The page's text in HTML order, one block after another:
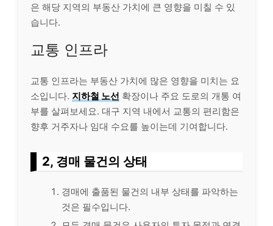
은 해당 지역의 부동산 가치에 큰 영향을 미칠 수 있
습니다.
교통 인프라
교통 인프라는 부동산 가치에 많은 영향을 미치는 요
소입니다. 지하철 노선 확장이나 주요 도로의 개통 여
부를 살펴보세요. 대구 지역 내에서 교통의 편리함은
향후 거주자나 임대 수요를 높이는데 기여합니다.
2, 경매 물건의 상태
경매에 출품된 물건의 내부 상태를 파악하는
것은 필수입니다.